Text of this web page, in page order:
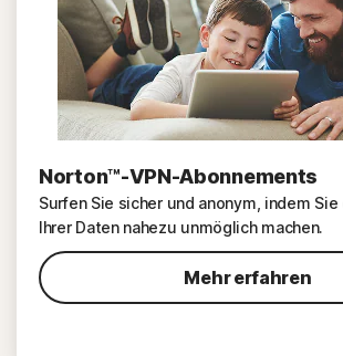
Norton™-VPN-Abonnements
Surfen Sie sicher und anonym, indem Sie
Ihrer Daten nahezu unmöglich machen.
Mehr erfahren